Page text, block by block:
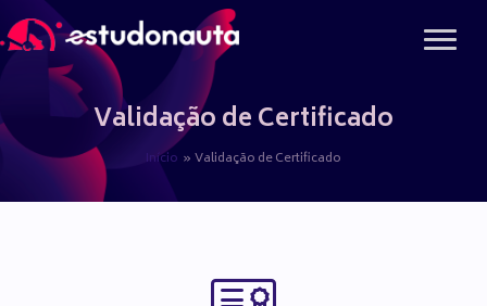
para
conteúdoValidação de Certificado
Início Validação de Certificado